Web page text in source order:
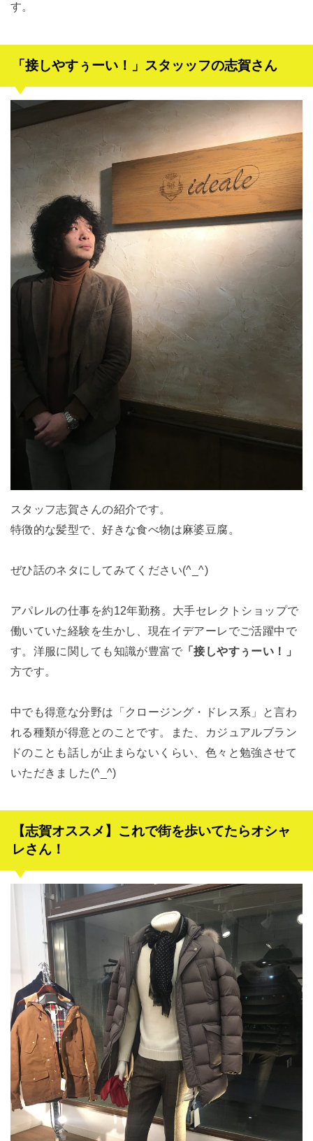
す。
「接しやすぅーい！」スタッッフの志賀さん
スタッフ志賀さんの紹介です。
特徴的な髪型で、好きな食べ物は麻婆豆腐。
ぜひ話のネタにしてみてください(^_^)
アパレルの仕事を約12年勤務。大手セレクトショップで
働いていた経験を生かし、現在イデアーレでご活躍中で
す。洋服に関しても知識が豊富で 「接しやすぅーい！」
方です。
中でも得意な分野は「クロージング・ドレス系」と言わ
れる種類が得意とのことです。また、カジュアルブラン
ドのことも話しが止まらないくらい、色々と勉強させて
いただきました(^_^)
【志賀オススメ】これで街を歩いてたらオシャ
レさん！